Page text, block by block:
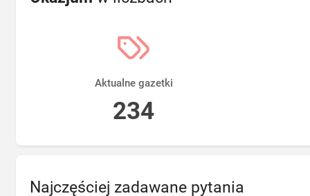
Aktualne gazetki
234
Najczęściej zadawane pytania